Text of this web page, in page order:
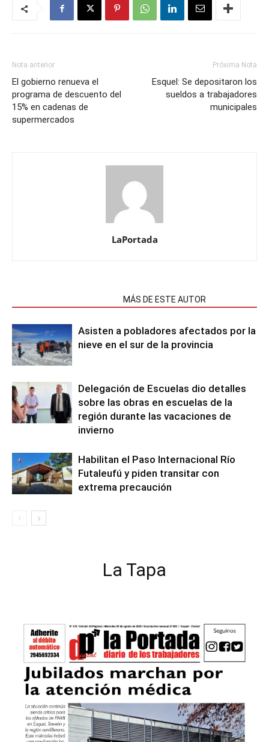
Nota anterior
El gobierno renueva el
programa de descuento del
15% en cadenas de
supermercados
Próxima Nota
Esquel: Se depositaron los
sueldos a trabajadores
municipales
LaPortada
MÁS DE ESTE AUTOR
Asisten a pobladores afectados por la
nieve en el sur de la provincia
Delegación de Escuelas dio detalles
sobre las obras en escuelas de la
región durante las vacaciones de
invierno
Habilitan el Paso Internacional Río
Futaleufú y piden transitar con
extrema precaución
La Tapa